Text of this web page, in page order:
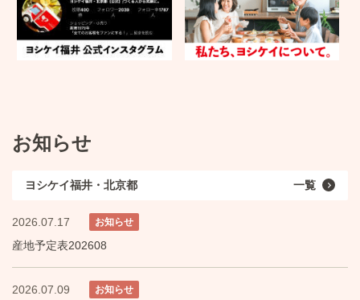
お知らせ
ヨシケイ福井・北京都 一覧
2026.07.17 お知らせ
産地予定表202608
2026.07.09 お知らせ